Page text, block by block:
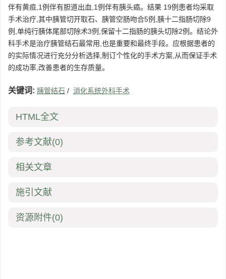
伴有黄疸,1例伴有胆道出血,1例伴有胰头癌。结果 19例患者均采取
手术治疗,其中胰管切开取石、胰管空肠吻合5例,胰十二指肠切除9
例,单纯行胰体尾部切除术3例,保留十二指肠的胰头切除2例。结论外
科手术是治疗胰管结石最常用,也是重要和最终手段。应根据患者的
的实际情况进行充分分析选择,制订个性化的手术方案,从而保证手术
的成功率,改善患者的生存质量。
关键词: 胰管结石 / 消化系统外科手术
HTML全文
参考文献(0)
相关文章
施引文献
资源附件(0)